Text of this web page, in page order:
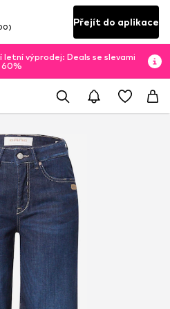
Přejít do aplikace
letní výprodej: Deals se slevami
60%